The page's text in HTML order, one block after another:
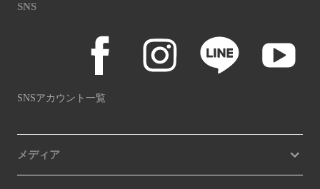
SNS
SNSアカウント一覧
メディア